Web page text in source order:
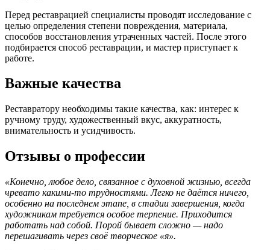
Перед реставрацией специалисты проводят исследование с
целью определения степени повреждения, материала,
способов восстановления утраченных частей. После этого
подбирается способ реставрации, и мастер приступает к
работе.
Важные качества
Реставратору необходимы такие качества, как: интерес к
ручному труду, художественный вкус, аккуратность,
внимательность и усидчивость.
Отзывы о профессии
«Конечно, любое дело, связанное с духовной жизнью, всегда
чревато какими-то трудностями. Легко не даётся ничего,
особенно на последнем этапе, в стадии завершения, когда
художникам требуется особое терпение. Приходится
работать над собой. Порой бывает сложно — надо
перешагивать через своё творческое «я».